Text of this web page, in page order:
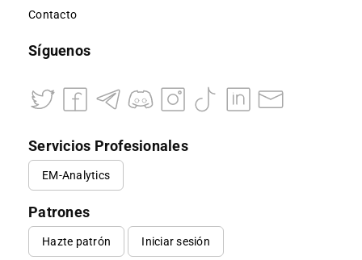
Contacto
Síguenos
Servicios Profesionales
EM-Analytics
Patrones
Hazte patrón Iniciar sesión